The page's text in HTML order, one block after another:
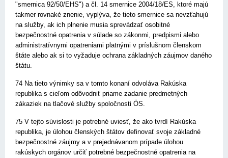
"smernica 92/50/EHS") a čl. 14 smernice 2004/18/ES, ktoré majú
takmer rovnaké znenie, vyplýva, že tieto smernice sa nevzťahujú
na služby, ak ich plnenie musia sprevádzať osobitné
bezpečnostné opatrenia v súlade so zákonmi, predpismi alebo
administratívnymi opatreniami platnými v príslušnom členskom
štáte alebo ak si to vyžaduje ochrana základných záujmov daného
štátu.
74 Na tieto výnimky sa v tomto konaní odvoláva Rakúska
republika s cieľom odôvodniť priame zadanie predmetných
zákaziek na tlačové služby spoločnosti ÖS.
75 V tejto súvislosti je potrebné uviesť, že ako tvrdí Rakúska
republika, je úlohou členských štátov definovať svoje základné
bezpečnostné záujmy a v prejednávanom prípade úlohou
rakúskych orgánov určiť potrebné bezpečnostné opatrenia na